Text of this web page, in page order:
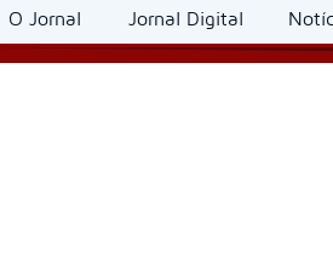
O Jornal Jornal Digital